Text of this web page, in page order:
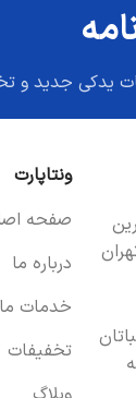
یدکی جدید و
ونتاپارت
صفحه
درباره ما
خدمات ما
تخفیفات